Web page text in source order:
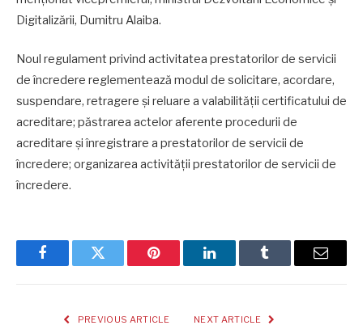
Digitalizării, Dumitru Alaiba.
Noul regulament privind activitatea prestatorilor de servicii
de încredere reglementează modul de solicitare, acordare,
suspendare, retragere și reluare a valabilității certificatului de
acreditare; păstrarea actelor aferente procedurii de
acreditare și înregistrare a prestatorilor de servicii de
încredere; organizarea activității prestatorilor de servicii de
încredere.
FacebookTwitter Pinterest LinkedInTumblr Email
PREVIOUS ARTICLE NEXT ARTICLE